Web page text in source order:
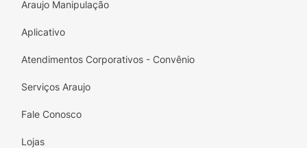
Araujo Manipulação
Aplicativo
Atendimentos Corporativos - Convênio
Serviços Araujo
Fale Conosco
Lojas